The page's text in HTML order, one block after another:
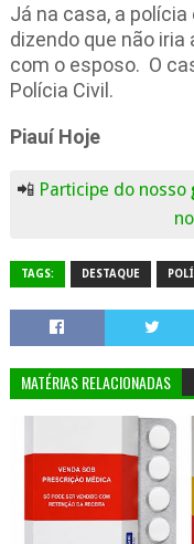
Já na casa, a
dizendo que não
com o esposo. O
Polícia Civil.
Piauí Hoje
📲 Participe do nosso
TAGS: DESTAQUE
MATÉRIAS RELACIONADAS